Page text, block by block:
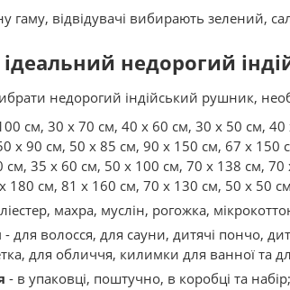
гаму, відвідувачі вибирають зелений,
недорогий
недорогий індійський рушник,
см, 30 x 70 см, 40 x 60 см, 30 x 50 см,
x 90 см, 50 x 85 см, 90 x 150 см, 67 x
см, 35 x 60 см, 50 x 100 см, 70 x 138 см,
180 см, 81 x 160 см, 70 x 130 см, 50 x 50
махра, муслін, рогожка,
- для волосся, для сауни, дитячі пончо,
для обличчя, килимки для ванної та
- в упаковці, поштучно, в коробці та набір;